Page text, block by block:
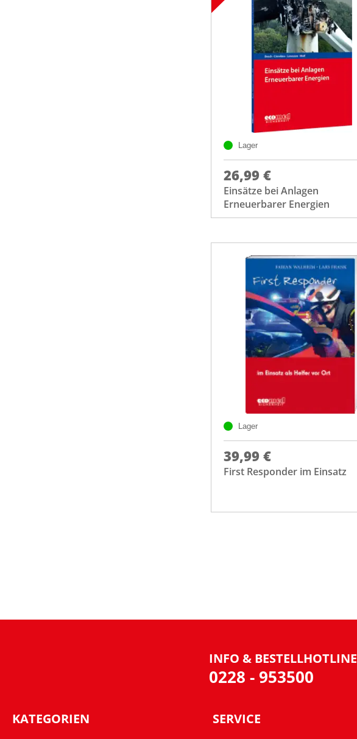
Lager
26,99 €
Einsätze bei Anlagen
Erneuerbarer Energien
Lager
39,99 €
First Responder im Einsatz
INFO & BESTELLHOTLINE
0228 - 953500
KATEGORIEN SERVICE